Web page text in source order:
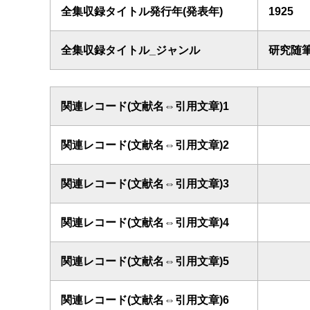
全集収録タイトル発行年(発表年) 1925
全集収録タイトル_ジャンル 研究随
関連レコード(文献名⇔引用文章)1
関連レコード(文献名⇔引用文章)2
関連レコード(文献名⇔引用文章)3
関連レコード(文献名⇔引用文章)4
関連レコード(文献名⇔引用文章)5
関連レコード(文献名⇔引用文章)6